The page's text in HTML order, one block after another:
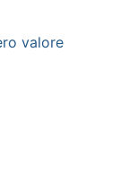
valore